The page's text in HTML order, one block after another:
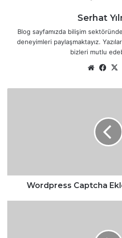
Serhat
Blog sayfamızda bilişim
deneyimleri paylaşmaktayız.
bizleri mutlu
We
sit
Fa
bo
s
Wordpress Captcha